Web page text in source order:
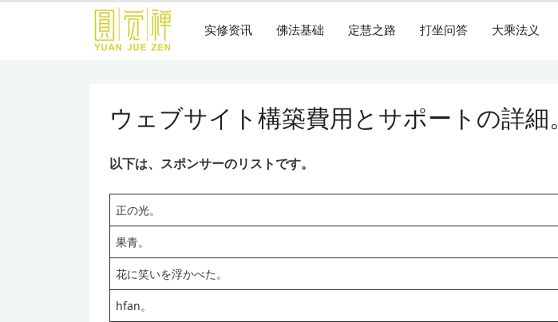
实修资讯 佛法基础 定慧之路 打坐问答 大乘法义
ウェブサイト構築費用とサポートの詳細。
以下は、スポンサーのリストです。
正の光。
果青。
花に笑いを浮かべた。
hfan。